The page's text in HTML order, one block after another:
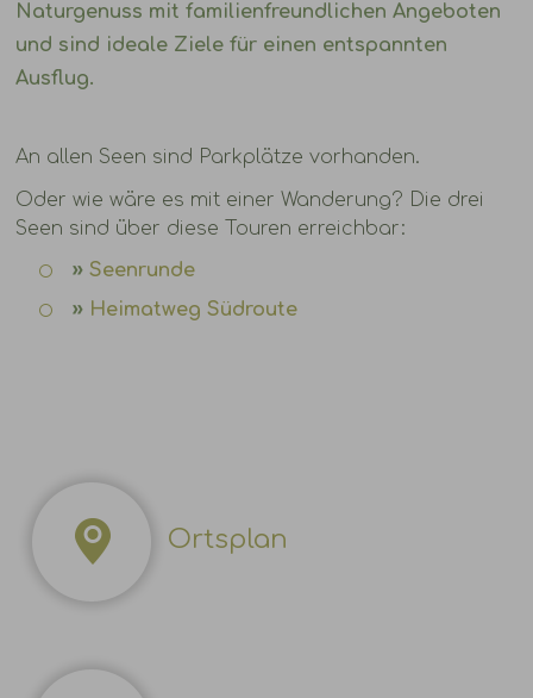
Naturgenuss mit familienfreundlichen Angeboten
und sind ideale Ziele für einen entspannten
Ausflug.
An allen Seen sind Parkplätze vorhanden.
Oder wie wäre es mit einer Wanderung? Die drei
Seen sind über diese Touren erreichbar:
Seenrunde
Heimatweg Südroute
Ortsplan